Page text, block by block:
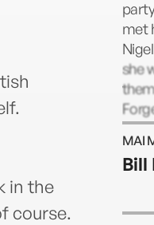
in the
course.
met
she
and
MAI
Bill